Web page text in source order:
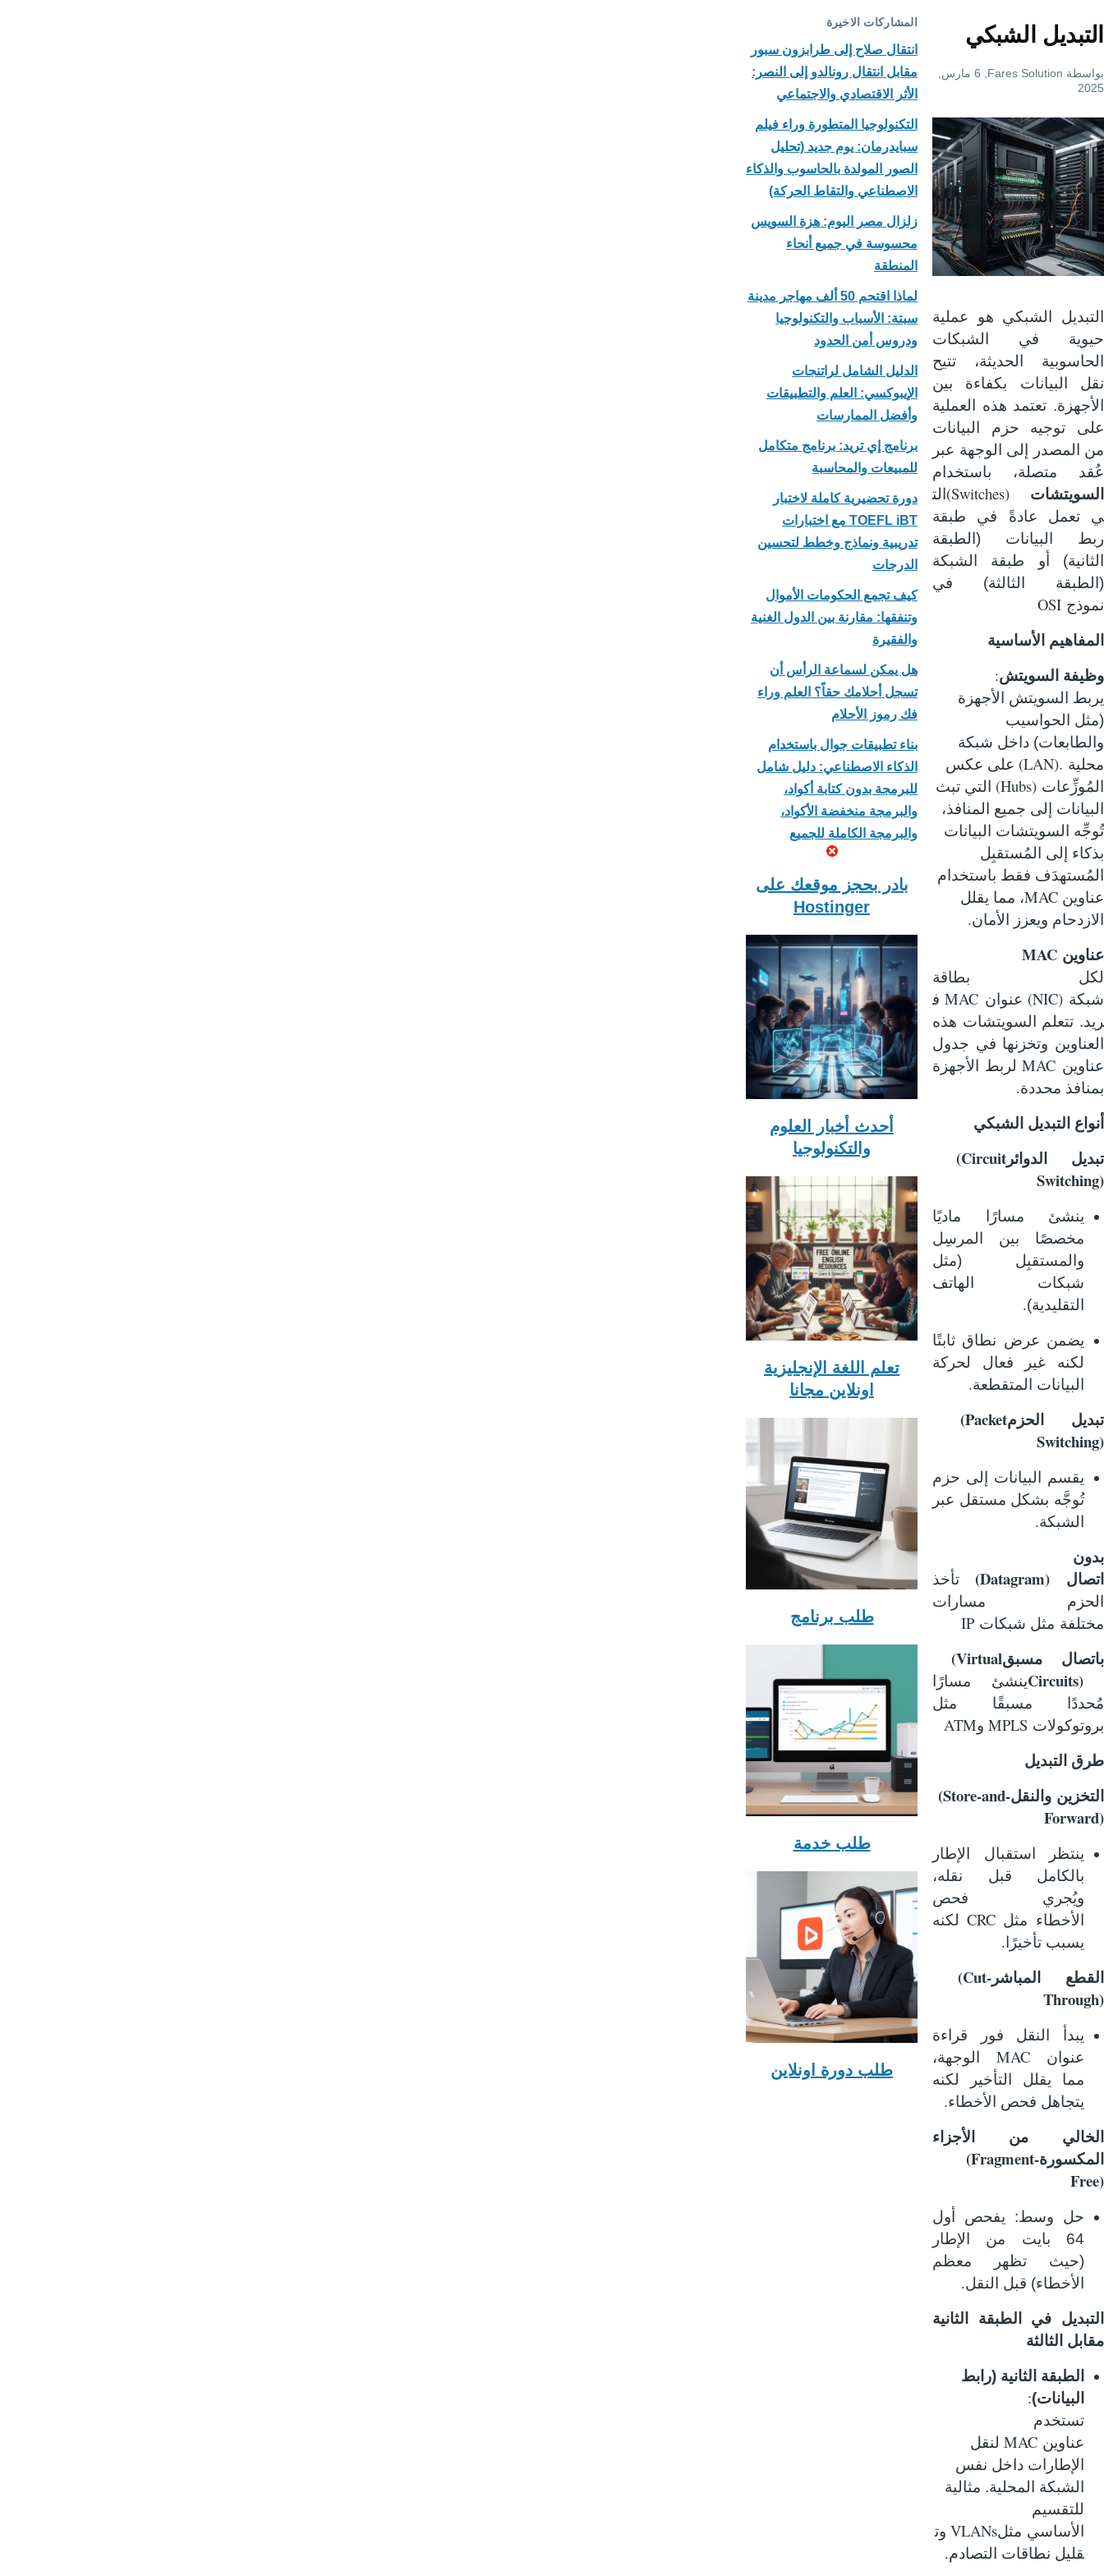
التبديل الشبكي
بواسطة Fares Solution
, 6 مارس,
2025
التبديل الشبكي هو عملية
حيوية في الشبكات
الحاسوبية الحديثة، تتيح
نقل البيانات بكفاءة بين
الأجهزة. تعتمد هذه العملية
على توجيه حزم البيانات
من المصدر إلى الوجهة عبر
عُقد متصلة، باستخدام
السويتشات
(Switches) الت
ي تعمل عادةً في طبقة
ربط البيانات (الطبقة
الثانية) أو طبقة الشبكة
(الطبقة الثالثة) في
نموذج OSI
المفاهيم الأساسية
وظيفة السويتش:
يربط السويتش الأجهزة
(مثل الحواسيب
والطابعات) داخل شبكة
محلية (LAN). على عكس
المُوزِّعات (Hubs)
التي تبث
البيانات إلى جميع المنافذ،
تُوجِّه السويتشات البيانات
بذكاء إلى المُستقبِل
المُستهدَف فقط باستخدام
عناوين MAC، مما يقلل
الازدحام ويعزز الأمان.
عناوين MAC
لكل بطاقة
شبكة (NIC) عنوان MAC ف
ريد. تتعلم السويتشات هذه
العناوين وتخزنها في جدول
عناوين MAC لربط الأجهزة
بمنافذ محددة.
أنواع التبديل الشبكي
تبديل الدوائر (Circuit
Switching)
ينشئ مسارًا ماديًا
مخصصًا بين المرسِل
والمستقبِل (مثل
شبكات الهاتف
التقليدية).
يضمن عرض نطاق ثابتًا
لكنه غير فعال لحركة
البيانات المتقطعة.
تبديل الحزم(Packet
Switching)
يقسم البيانات إلى حزم
تُوجَّه بشكل مستقل عبر
الشبكة.
بدون
اتصال
(Datagram)
تأخذ
الحزم مسارات
مختلفة مثل شبكات IP
باتصال مسبق(Virtual
Circuits)ينشئ مسارًا
مُحددًا مسبقًا
مثل
بروتوكولات MPLS وATM
طرق التبديل
التخزين والنقل(Store-and-
Forward)
ينتظر استقبال الإطار
بالكامل قبل نقله،
ويُجري فحص
الأخطاء مثل CRC لكنه
يسبب تأخيرًا .
القطع المباشر(Cut-
Through)
يبدأ النقل فور قراءة
عنوان
MAC
الوجهة،
مما يقلل التأخير لكنه
يتجاهل فحص الأخطاء.
الخالي من الأجزاء
المكسورة(Fragment-
Free)
حل وسط: يفحص أول
64 بايت من الإطار
(حيث تظهر معظم
الأخطاء) قبل النقل.
التبديل في الطبقة الثانية
مقابل الثالثة
الطبقة الثانية (رابط
البيانات):
تستخدم
عناوين MAC لنقل
الإطارات داخل نفس
الشبكة المحلية. مثالية
للتقسيم
الأساسي مثلVLANs وت
قليل نطاقات التصادم.
المشاركات الاخيرة
انتقال صلاح إلى طرابزون سبور
مقابل انتقال رونالدو إلى النصر:
الأثر الاقتصادي والاجتماعي
التكنولوجيا المتطورة وراء فيلم
سبايدرمان: يوم جديد (تحليل
الصور المولدة بالحاسوب والذكاء
الاصطناعي والتقاط الحركة)
زلزال مصر اليوم: هزة السويس
محسوسة في جميع أنحاء
المنطقة
لماذا اقتحم 50 ألف مهاجر مدينة
سبتة: الأسباب والتكنولوجيا
ودروس أمن الحدود
الدليل الشامل لراتنجات
الإيبوكسي: العلم والتطبيقات
وأفضل الممارسات
برنامج إي تريد: برنامج متكامل
للمبيعات والمحاسبة
دورة تحضيرية كاملة لاختبار
TOEFL iBT مع اختبارات
تدريبية ونماذج وخطط لتحسين
الدرجات
كيف تجمع الحكومات الأموال
وتنفقها: مقارنة بين الدول الغنية
والفقيرة
هل يمكن لسماعة الرأس أن
تسجل أحلامك حقاً؟ العلم وراء
فك رموز الأحلام
بناء تطبيقات جوال باستخدام
الذكاء الاصطناعي: دليل شامل
للبرمجة بدون كتابة أكواد،
والبرمجة منخفضة الأكواد،
والبرمجة الكاملة للجميع
بادر بحجز موقعك على
Hostinger
أحدث أخبار العلوم
والتكنولوجيا
تعلم اللغة الإنجليزية
اونلاين مجانا
طلب برنامج
طلب خدمة
طلب دورة اونلاين